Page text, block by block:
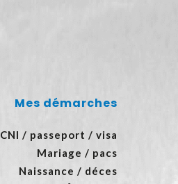
Mes démarches
CNI / passeport / visa
Mariage / pacs
Naissance / déces